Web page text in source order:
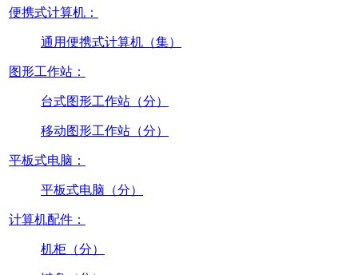
便携式计算机：
通用便携式计算机（集）
图形工作站：
台式图形工作站（分）
移动图形工作站（分）
平板式电脑：
平板式电脑（分）
计算机配件：
机柜（分）